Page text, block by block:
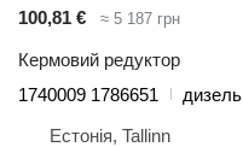
100,81 € ≈ 5 187 грн
Кермовий редуктор
1740009 1786651
дизель
Естонія, Tallinn